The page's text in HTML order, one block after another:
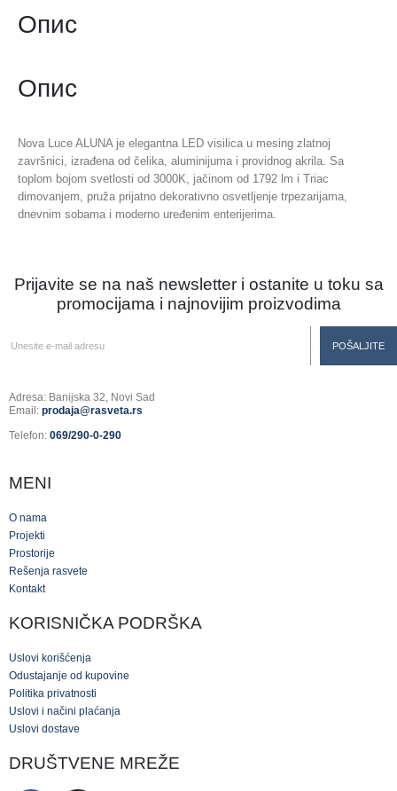
Опис
Опис
Nova Luce ALUNA je elegantna LED visilica u mesing zlatnoj
završnici, izrađena od čelika, aluminijuma i providnog akrila. Sa
toplom bojom svetlosti od 3000K, jačinom od 1792 lm i Triac
dimovanjem, pruža prijatno dekorativno osvetljenje trpezarijama,
dnevnim sobama i moderno uređenim enterijerima.
Prijavite se na naš newsletter i ostanite u toku sa
promocijama i najnovijim proizvodima
Adresa: Banijska 32, Novi Sad
Email: prodaja@rasveta.rs
Telefon: 069/290-0-290
MENI
O nama
Projekti
Prostorije
Rešenja rasvete
Kontakt
KORISNIČKA PODRŠKA
Uslovi korišćenja
Odustajanje od kupovine
Politika privatnosti
Uslovi i načini plaćanja
Uslovi dostave
DRUŠTVENE MREŽE